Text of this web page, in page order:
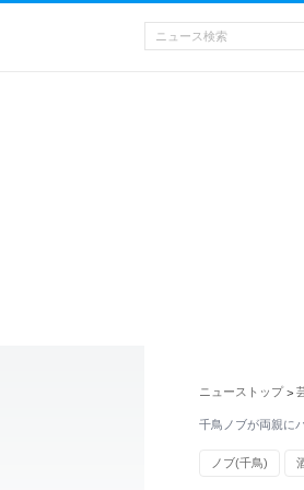
ニューストップ >
千鳥ノブが両親に
ノブ(千鳥)